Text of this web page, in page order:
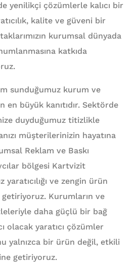
yenilikçi çözümlerle kalıcı bir
kalite ve güveni bir
kurumsal dünyada
katkıda
sunduğumuz kurum ve
en büyük kanıtıdır. Sektörde
duyduğumuz titizlikle
müşterilerinizin hayatına
Reklam ve Baskı
bölgesi Kartvizit
yaratıcılığı ve zengin ürün
Kurumların ve
daha güçlü bir bağ
olacak yaratıcı çözümler
yalnızca bir ürün değil, etkili
getiriyoruz.